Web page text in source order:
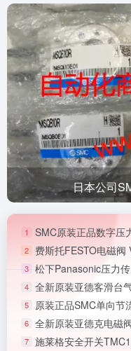
日本公司
1 SMC原装正品数字压
2 费斯托FESTO电磁
3 松下Panasonic压力
4 全新原装亚德客滑台
5 原装正品SMC单向
6 全新原装亚德克电磁
7 施莱格安全开关